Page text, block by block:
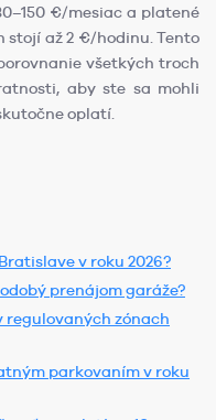
€/mesiac a platené
stojí až 2 €/hodinu. Tento
všetkých troch
aby ste sa mohli
oplatí.
v roku 2026?
prenájom garáže?
regulovaných zónach
parkovaním v roku